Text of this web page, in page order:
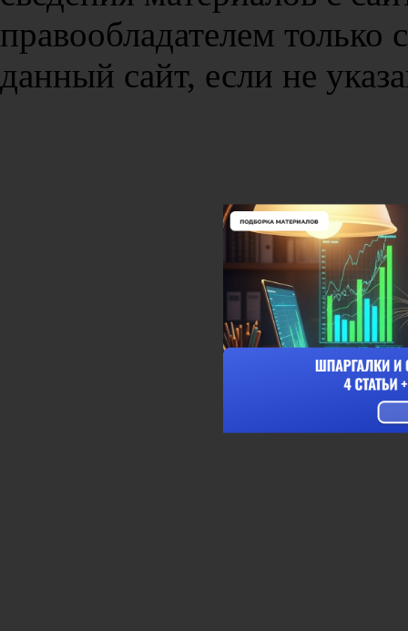
правообладателем только
данный сайт, если не